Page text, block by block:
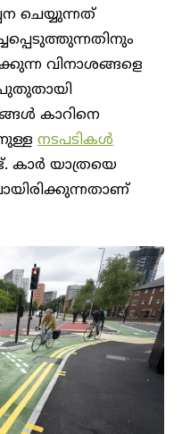
ചെയ്യുന്നത്
വിനാശങ്ങളെ
കാറിനെ
നടപടികൾ
കാർ യാത്രയെ